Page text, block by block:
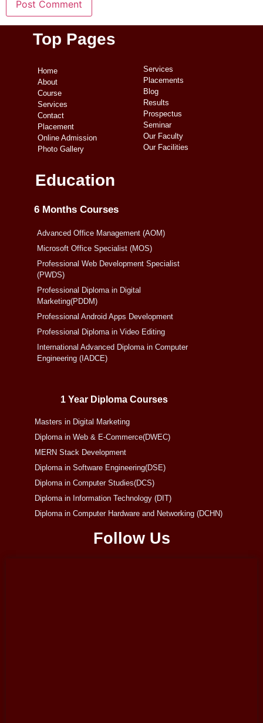
Top Pages
Home
About
Course
Services
Contact
Placement
Online Admission
Photo Gallery
Services
Placements
Blog
Results
Prospectus
Seminar
Our Faculty
Our Facilities
Education
6 Months Courses
Advanced Office Management (AOM)
Microsoft Office Specialist (MOS)
Professional Web Development Specialist
(PWDS)
Professional Diploma in Digital
Marketing(PDDM)
Professional Android Apps Development
Professional Diploma in Video Editing
International Advanced Diploma in Computer
Engineering (IADCE)
1 Year Diploma Courses
Masters in Digital Marketing
Diploma in Web & E-Commerce(DWEC)
MERN Stack Development
Diploma in Software Engineering(DSE)
Diploma in Computer Studies(DCS)
Diploma in Information Technology (DIT)
Diploma in Computer Hardware and Networking (DCHN)
Follow Us